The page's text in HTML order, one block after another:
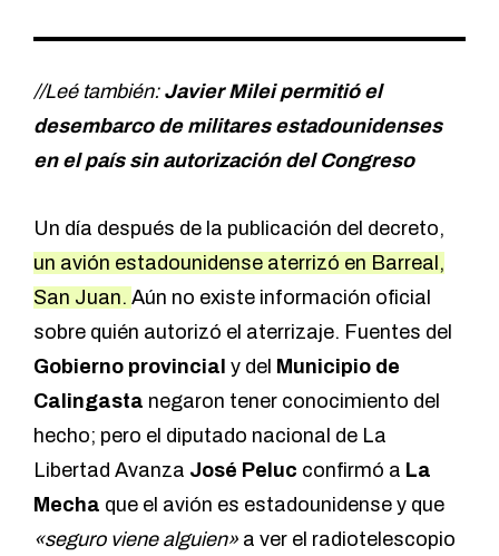
//Leé también: Javier Milei permitió el
desembarco de militares estadounidenses
en el país sin autorización del Congreso
Un día después de la publicación del decreto,
un avión estadounidense aterrizó en Barreal,
San Juan. Aún no existe información oficial
sobre quién autorizó el aterrizaje. Fuentes del
Gobierno provincial y del Municipio de
Calingasta negaron tener conocimiento del
hecho; pero el diputado nacional de La
Libertad Avanza José Peluc confirmó a La
Mecha que el avión es estadounidense y que
«seguro viene alguien» a ver el radiotelescopio